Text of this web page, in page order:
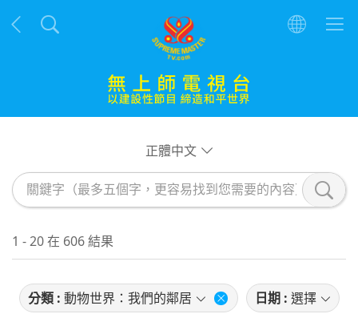
正體中文
1 - 20 在 606 結果
分類 : 動物世界：我們的鄰居 日期 : 選擇